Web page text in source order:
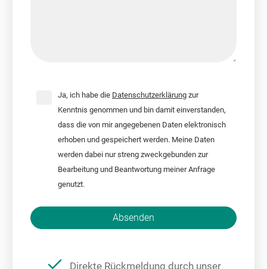
Ja, ich habe die Datenschutzerklärung zur
Kenntnis genommen und bin damit einverstanden,
dass die von mir angegebenen Daten elektronisch
erhoben und gespeichert werden. Meine Daten
werden dabei nur streng zweckgebunden zur
Bearbeitung und Beantwortung meiner Anfrage
genutzt.
Bitte nicht ausfüllen.Absenden
Direkte Rückmeldung durch unser